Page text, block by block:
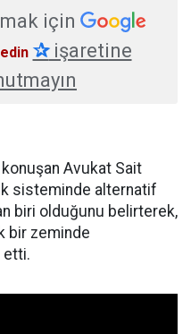
için
✰işaretine
Avukat Sait
sisteminde alternatif
biri olduğunu belirterek,
bir zeminde
etti.